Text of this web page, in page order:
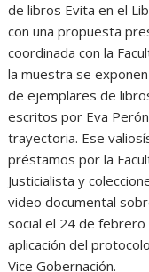
de libros Evita en el
con una propuesta
coordinada con la
la muestra se
de ejemplares de
escritos por Eva
trayectoria. Ese
préstamos por la
Justicialista y
video documental
social el 24 de
aplicación del
Vice Gobernación.